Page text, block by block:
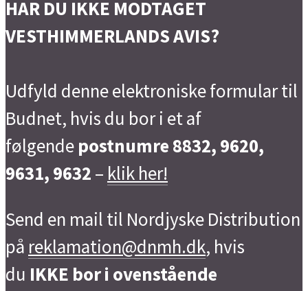
HAR DU IKKE MODTAGET
VESTHIMMERLANDS AVIS?
Udfyld denne elektroniske formular til
Budnet, hvis du bor i et af
følgende postnumre 8832, 9620,
9631, 9632 – klik her!
Send en mail til Nordjyske Distribution
på reklamation@dnmh.dk, hvis
du IKKE bor i ovenstående